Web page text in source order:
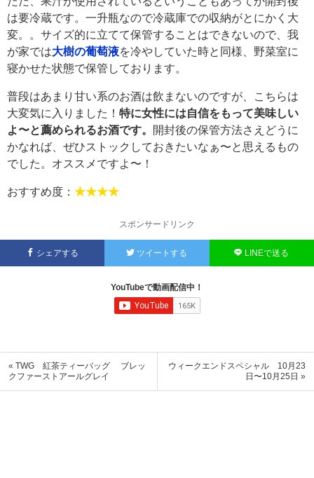
は要冷蔵です。一升瓶なので冷蔵庫での収納がとにかく大
変。。サイズ的に立てて保管することはできないので、我
が家では大樹の葡萄液を冷やしていた時と同様、野菜室に
寝かせた状態で保管しております。
普段はあまり甘い系のお酒は飲まないのですが、こちらは
大変気に入りました！ 特に女性には自信をもって美味しい
よ〜と薦められるお酒です。
開封後の保管方法さえどうに
かなれば、ぜひストックしておきたいなぁ〜と思えるもの
でした。オススメですよ〜！
おすすめ度： ★★★★
スポンサードリンク
シェアする ツイートする LINEで送る
YouTubeで動画配信中！
« TWG 紅茶ティーバッグ ブレッ
クファーストアールグレイ
ウィークエンドスペシャル 10月23
日〜10月25日 »